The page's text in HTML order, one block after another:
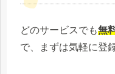
どのサービスでも無
で、まずは気軽に登